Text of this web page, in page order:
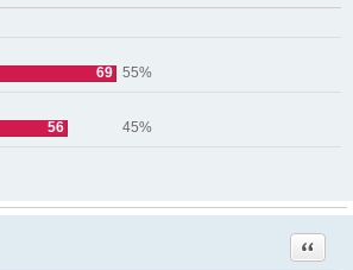
69 55%
56
45%
Lainaa